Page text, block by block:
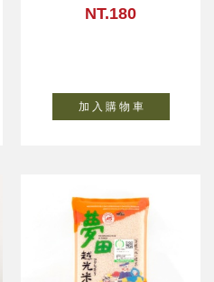
心
NT.180
加 入 購 物 車